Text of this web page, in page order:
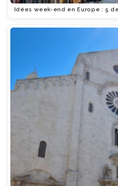
Idées week-end en Europe : 5